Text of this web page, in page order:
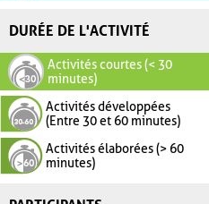
DURÉE DE L'ACTIVITÉ
Activités courtes (< 30
minutes)
Activités développées
(Entre 30 et 60 minutes)
Activités élaborées (> 60
minutes)